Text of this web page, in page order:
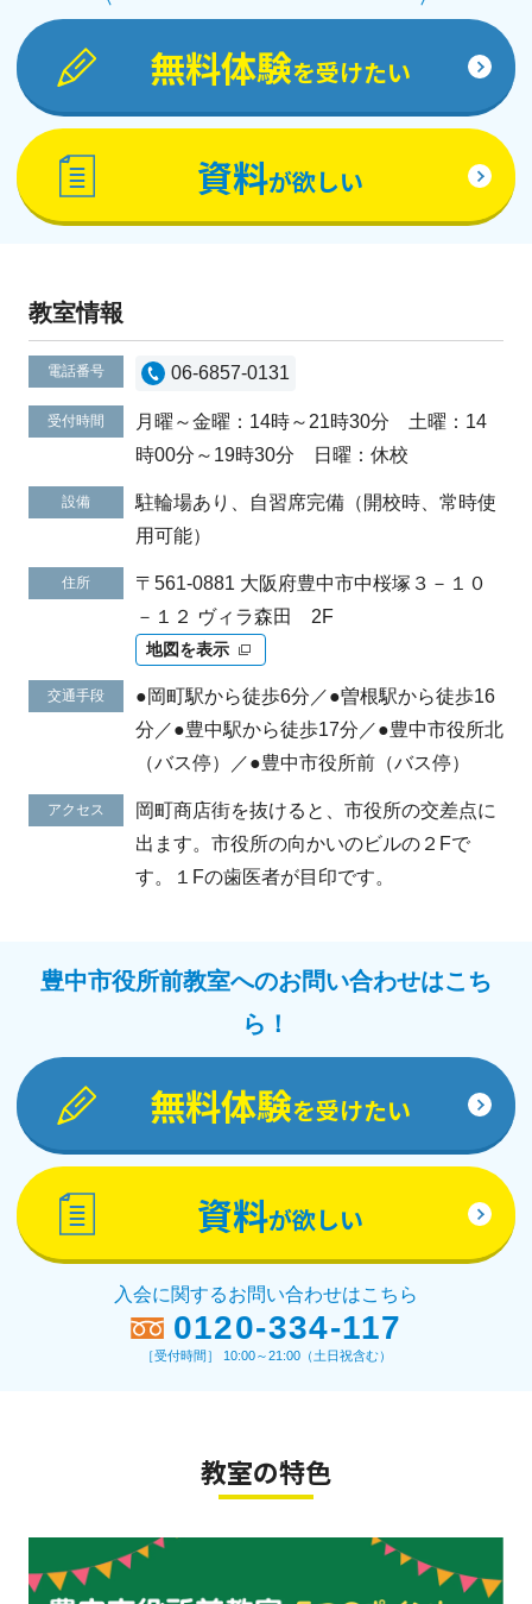
無料体験を受けたい
資料が欲しい
教室情報
電話番号 06-6857-0131
受付時間
月曜～金曜：14時～21時30分 土曜：14
時00分～19時30分 日曜：休校
設備
駐輪場あり、自習席完備（開校時、常時使
用可能）
住所
〒561-0881 大阪府豊中市中桜塚３－１０
－１２ ヴィラ森田 2F
地図を表示
交通手段
●岡町駅から徒歩6分／●曽根駅から徒歩16
分／●豊中駅から徒歩17分／●豊中市役所北
（バス停）／●豊中市役所前（バス停）
アクセス
岡町商店街を抜けると、市役所の交差点に
出ます。市役所の向かいのビルの２Fで
す。１Fの歯医者が目印です。
豊中市役所前教室へのお問い合わせはこち
ら！
無料体験を受けたい
資料が欲しい
入会に関するお問い合わせはこちら
0120-334-117
［受付時間］ 10:00～21:00（土日祝含む）
教室の特色